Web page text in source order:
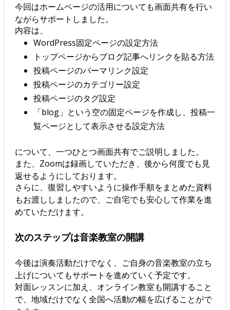
今回はホームページの活用についても画面共有を行い
ながらサポートしました。
内容は、
WordPress固定ページの設定方法
トップページからブログ記事へリンクを貼る方法
投稿ページのパーマリンク設定
投稿ページのカテゴリー設定
投稿ページのタグ設定
「blog」という空の固定ページを作成し、投稿一
覧ページとして表示させる設定方法
について、一つひとつ画面共有でご説明しました。
また、Zoomは録画していただき、後から何度でも見
返せるようにしております。
さらに、復習しやすいように操作手順をまとめた資料
もお渡ししましたので、ご自宅でも安心して作業を進
めていただけます。
次のステップは音楽教室の開講
今後は演奏活動だけでなく、ご自身の音楽教室の立ち
上げについてもサポートを進めていく予定です。
対面レッスンに加え、オンライン教室も開講すること
で、地域だけでなく全国へ活動の幅を広げることがで